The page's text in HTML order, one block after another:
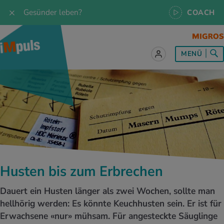
Gesünder leben? COACH
zum Thema Ernährung
Essen
zum Thema Bewegung
& Jogging
& Outdoor
& Biken
zum Thema Entspannung
im Alltag
Life Balance
zum Thema Medizin
im Alltag
zum Thema Services
Test & Quizze
iMpuls
MENÜ
Husten bis zum Erbrechen
Dauert ein Husten länger als zwei Wochen, sollte man
hellhörig werden: Es könnte Keuchhusten sein. Er ist für
Erwachsene «nur» mühsam. Für angesteckte Säuglinge